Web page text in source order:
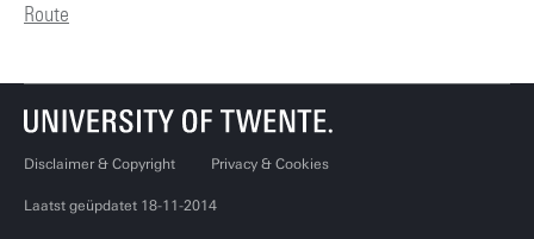
Route
Disclaimer & Copyright Privacy & Cookies
Laatst geüpdatet 18-11-2014